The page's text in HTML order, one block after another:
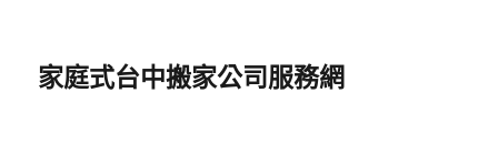
家庭式台中搬家公司服務網